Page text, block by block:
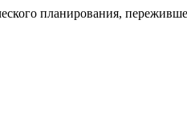
планирования,